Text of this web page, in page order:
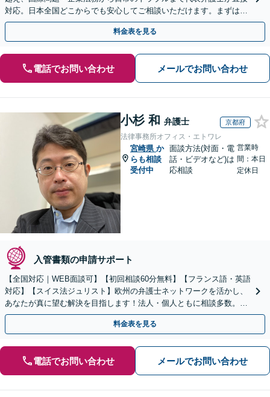
対応。日本全国どこからでも安心してご相談いただけます。まずは一
歩を踏み出してみませんか。【初回相談無料】
料金表を見る
電話でお問い合わせ メールでお問い合わせ
小杉 和 弁護士 京都府
法律事務所オフィス・エトワレ
宮崎県 か
らも相談
受付中
面談方法(対面・電
話・ビデオなど)は
応相談
営業時
間：本日
定休日
入管書類の申請サポート
【全国対応｜WEB面談可】【初回相談60分無料】【フランス語・英語
対応】【スイス法ジュリスト】欧州の弁護士ネットワークを活かし、
あなたが真に望む解決を目指します！法人・個人ともに相談多数。細
やかな連絡と粘り強い交渉を徹底【休日・夜間相談可】
料金表を見る
電話でお問い合わせ メールでお問い合わせ